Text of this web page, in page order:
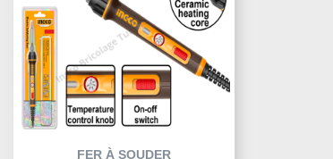
FER À SOUDER